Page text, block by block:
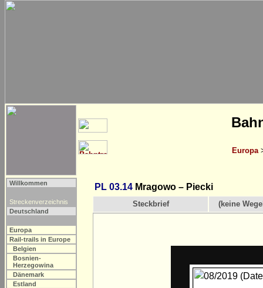
Europa
Willkommen
Streckenverzeichnis
Deutschland
Europa
Rail-trails in Europe
Belgien
Bosnien-
Herzegowina
Dänemark
Estland
PL 03.14 Mragowo – Piecki
Steckbrief (keine